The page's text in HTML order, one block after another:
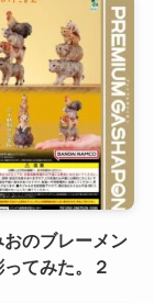
のブレーメン
てみた。２